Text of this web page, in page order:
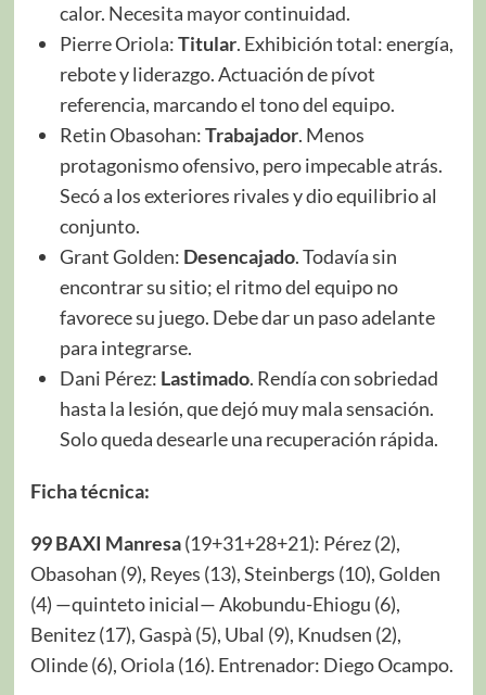
calor. Necesita mayor continuidad.
Pierre Oriola:Titular. Exhibición total: energía,
rebote y liderazgo. Actuación de pívot
referencia, marcando el tono del equipo.
Retin Obasohan:Trabajador. Menos
protagonismo ofensivo, pero impecable atrás.
Secó a los exteriores rivales y dio equilibrio al
conjunto.
Grant Golden: Desencajado. Todavía sin
encontrar su sitio; el ritmo del equipo no
favorece su juego. Debe dar un paso adelante
para integrarse.
Dani Pérez: Lastimado. Rendía con sobriedad
hasta la lesión, que dejó muy mala sensación.
Solo queda desearle una recuperación rápida.
Ficha técnica:
99 BAXI Manresa(19+31+28+21): Pérez (2),
Obasohan (9), Reyes (13), Steinbergs (10), Golden
(4) —quinteto inicial— Akobundu-Ehiogu (6),
Benitez (17), Gaspà (5), Ubal (9), Knudsen (2),
Olinde (6), Oriola (16). Entrenador: Diego Ocampo.